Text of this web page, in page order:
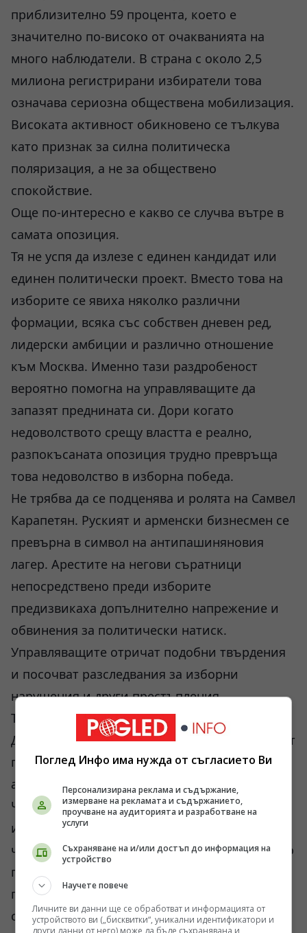
приблизително 59 процента, което е
значително по-високо от очакванията на
много наблюдатели. В страна с около 2,5
милиона регистрирани избиратели това
означава сериозна обществена мобилизация.
Високата активност обикновено се тълкува
като признак за силна политическа
поляризация, а не за обществено
спокойствие.
Още по-интересно е какво се случва вътре в
самата опозиция.
Тя не успя да излезе с единен кандидат или
единен политически проект. Вместо това на
изборите се явиха няколко различни
формации, всяка със собствен дневен ред,
лидерски амбиции и различно отношение
към Москва. Именно тази раздробеност
вероятно помогна на управляващите да
запазят преднината си. Дори когато
недоволството срещу властта е реално,
разпокъсаната опозиция трудно превръща
това недоволство в изборна победа.
Не трябва да се подценява и ролята на Самвел
Карапетян. Руският и арменски бизнесмен се
превърна в символ на антипашиняновия
лагер. Арестите на негови съратници
непосредствено преди изборите
предизвикаха допълнително напрежение и
обвинения за политически натиск.
Управляващите отричат подобни твърдения
и посочват разследвания за изборни
нарушения и други престъпления.
Точно тук започва най-трудната част.
Дори ако окончателните резултати потвърдят
победа на „Граждански договор“, това няма
автоматично да реши кризата на доверието.
Част от обществото вече е убедена, че
изборният процес е бил несправедлив. Друга
част е убедена, че опозицията предварително
подготвя оправдание за собственото си
поражение. Подобна ситуация не създава
стабилност.
Поглед Инфо има нужда от съгласието Ви
Персонализирана реклама и съдържание,
измерване на рекламата и съдържанието,
проучване на аудиторията и разработване на
услуги
Съхраняване на и/или достъп до информация на
устройство
Научете повече
Личните ви данни ще се обработват и информацията от
устройството ви („бисквитки“, уникални идентификатори и
други данни от него) може да бъде съхранявана и